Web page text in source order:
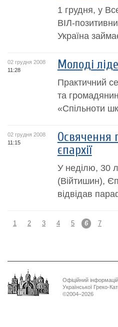
1 грудня, у
ВІЛ-
Україна
02 грудня 2008
11:28
Молоді
Практичний
та
«Спільноти
02 грудня 2008
11:15
Освячення
єпархії
У неділю, 30
(Війтишин),
відвідав
1 2 3 4 5 6 7
Офіційний
Української Греко-
©2004–2026